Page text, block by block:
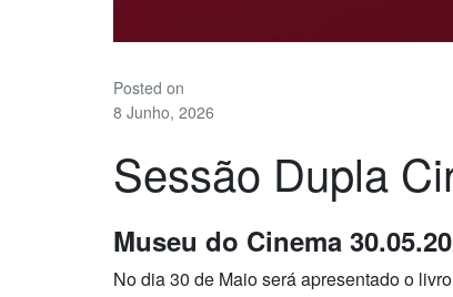
Posted on
8 Junho, 2026
Sessão Dupla
Museu do Cinema
No dia 30 de Maio será apresentado o